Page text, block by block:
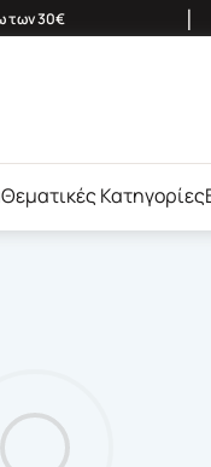
των 30€ |
Θεματικές Κατηγορίες